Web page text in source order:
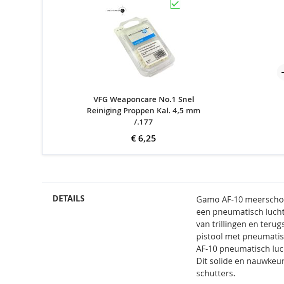
VFG Weaponcare No.1 Snel
Reiniging Proppen Kal. 4,5 mm
/.177
€ 6,25
DETAILS
Gamo AF-10
een pneumatisch
van trillingen en
pistool met
AF-10 pneumatisch
Dit solide en
schutters.